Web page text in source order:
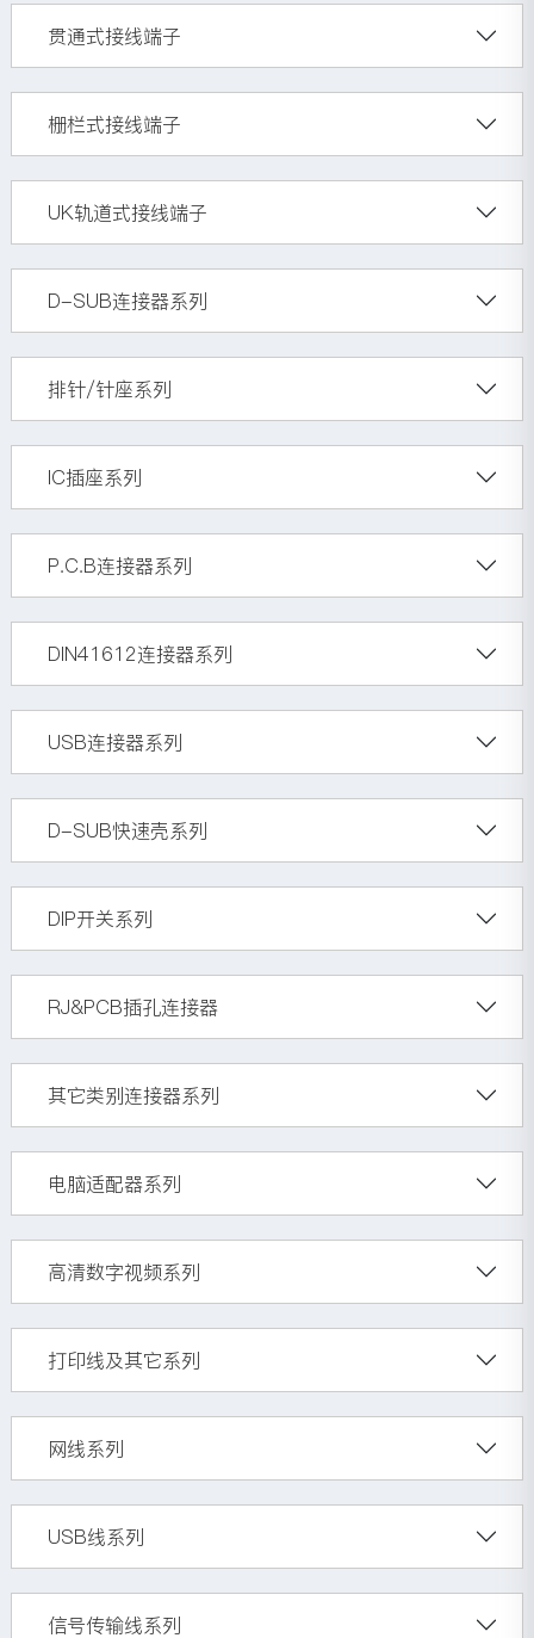
贯通式接线端子
栅栏式接线端子
UK轨道式接线端子
D-SUB连接器系列
排针/针座系列
IC插座系列
P.C.B连接器系列
DIN41612连接器系列
USB连接器系列
D-SUB快速壳系列
DIP开关系列
RJ&PCB插孔连接器
其它类别连接器系列
电脑适配器系列
高清数字视频系列
打印线及其它系列
网线系列
USB线系列
信号传输线系列